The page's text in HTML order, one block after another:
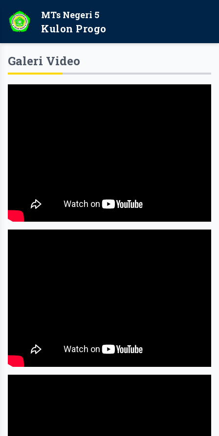
MTs Negeri 5
Kulon Progo
Galeri Video